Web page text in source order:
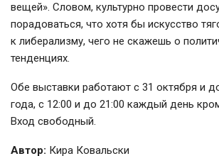
вещей». Словом, культурно провести
порадоваться, что хотя бы искусство
к либерализму, чего не скажешь о
тенденциях.
Обе выставки работают с 31 октября и
года, с 12:00 и до 21:00 каждый день
Вход свободный.
Автор: Кира Ковальски